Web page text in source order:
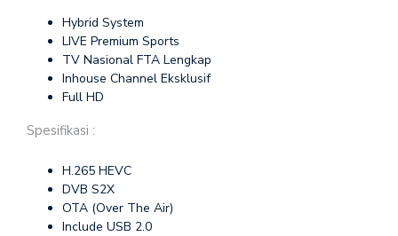
Hybrid System
LIVE Premium Sports
TV Nasional FTA Lengkap
Inhouse Channel Eksklusif
Full HD
Spesifikasi :
H.265 HEVC
DVB S2X
OTA (Over The Air)
Include USB 2.0